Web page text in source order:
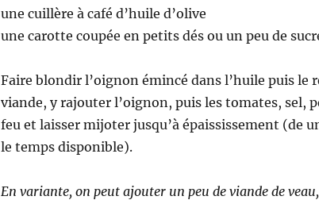
une cuillère à café d’huile d’olive
une carotte coupée en petits dés ou un peu de
Faire blondir l’oignon émincé dans l’huile puis le
viande, y rajouter l’oignon, puis les tomates, sel,
feu et laisser mijoter jusqu’à épaississement (de
le temps disponible).
En variante, on peut ajouter un peu de viande de